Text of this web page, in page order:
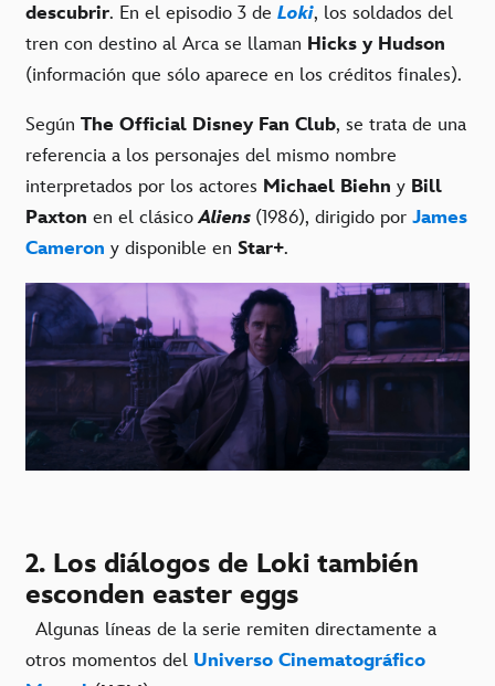
descubrir. En el episodio 3 de Loki, los soldados del
tren con destino al Arca se llaman Hicks y Hudson
(información que sólo aparece en los créditos finales).
Según The Official Disney Fan Club, se trata de una
referencia a los personajes del mismo nombre
interpretados por los actores Michael Biehn y Bill
Paxton en el clásicoAliens (1986), dirigido por James
Cameron y disponible en Star+.
2. Los diálogos de Loki también
esconden easter eggs
Algunas líneas de la serie remiten directamente a
otros momentos del Universo Cinematográfico